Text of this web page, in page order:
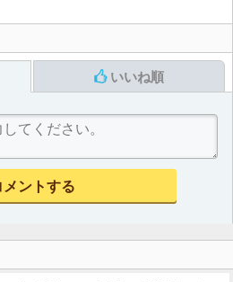
いいね順